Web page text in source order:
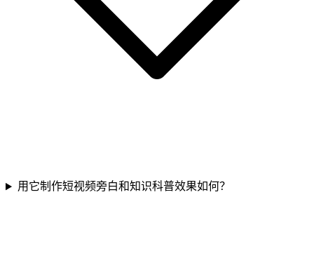
用它制作短视频旁白和知识科普效果如何？